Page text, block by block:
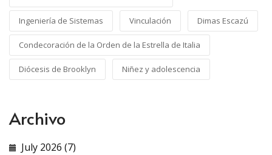
Ingeniería de Sistemas Vinculación Dimas Escazú
Condecoración de la Orden de la Estrella de Italia
Diócesis de Brooklyn Niñez y adolescencia
Archivo
July 2026 (7)